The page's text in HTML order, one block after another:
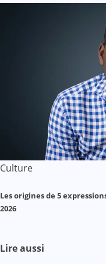
Culture
Les origines de 5
2026
Lire aussi